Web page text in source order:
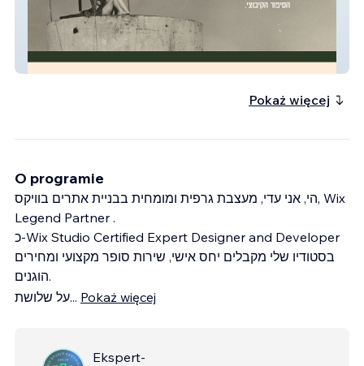
מיזם הנגב המערבי
Pokaż więcej
O programie
הי, אני עדי, מעצבת גרפית ומומחית בבניית אתרים בוויקס, Wix
Legend Partner .
כ-Wix Studio Certified Expert Designer and Developer
בסטודיו שלי מקבלים יחס אישי, שירות סופר מקצועי ומחירים
הוגנים.
על שלושת... Pokaż więcej
Ekspert-